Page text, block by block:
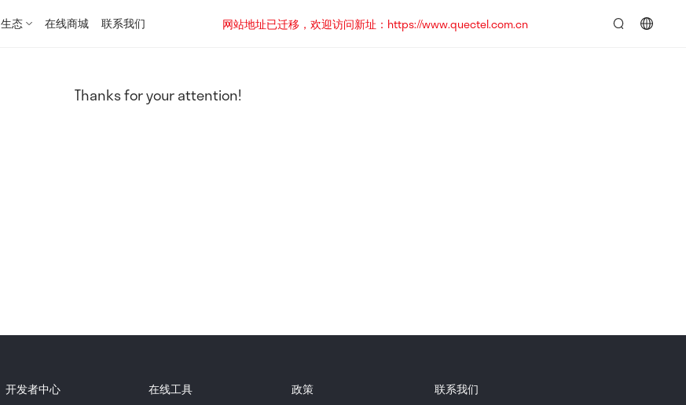
生态 在线商城 联系我们
网站地址已迁移，欢迎访问新址：https://www.quectel.com.cn
Thanks for your attention!
开发者中心
在线工具
政策
联系我们